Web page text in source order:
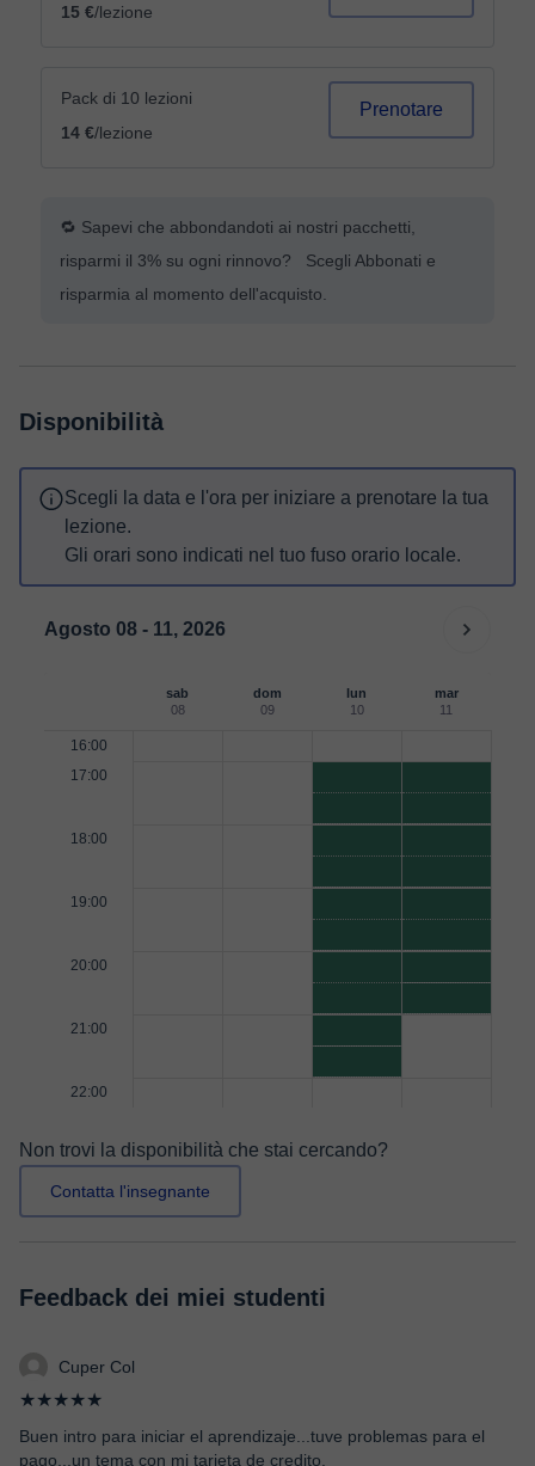
15 €/lezione
Pack di 10 lezioni
14 €/lezione
Prenotare
🔁 Sapevi che abbondandoti ai nostri pacchetti,
risparmi il 3% su ogni rinnovo? Scegli Abbonati e
risparmia al momento dell'acquisto.
Disponibilità
Scegli la data e l'ora per iniziare a prenotare la tua
lezione.
Gli orari sono indicati nel tuo fuso orario locale.
Agosto 08 - 11, 2026
sab
08
dom
09
lun
10
mar
11
16:00
17:00
18:00
19:00
20:00
21:00
22:00
Non trovi la disponibilità che stai cercando?
Contatta l'insegnante
Feedback dei miei studenti
Cuper Col
★★★★★
Buen intro para iniciar el aprendizaje...tuve problemas para el
pago...un tema con mi tarjeta de credito.